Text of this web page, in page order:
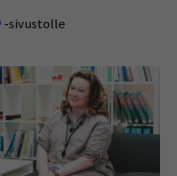
(Avautuu uuteen ikkunaan)
-sivustolle